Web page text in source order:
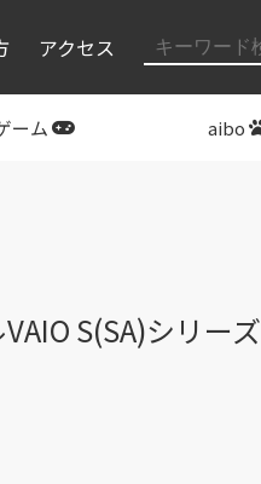
アクセス
ーム aibo
S(SA)シリーズ